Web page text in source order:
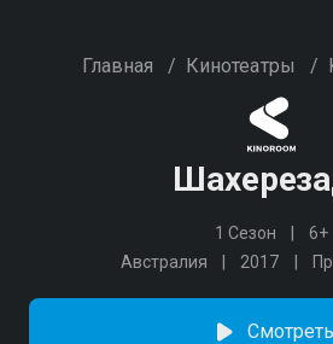
Главная / Кинотеатры /
1 Сезон
6+
Австралия
2017
Смотреть